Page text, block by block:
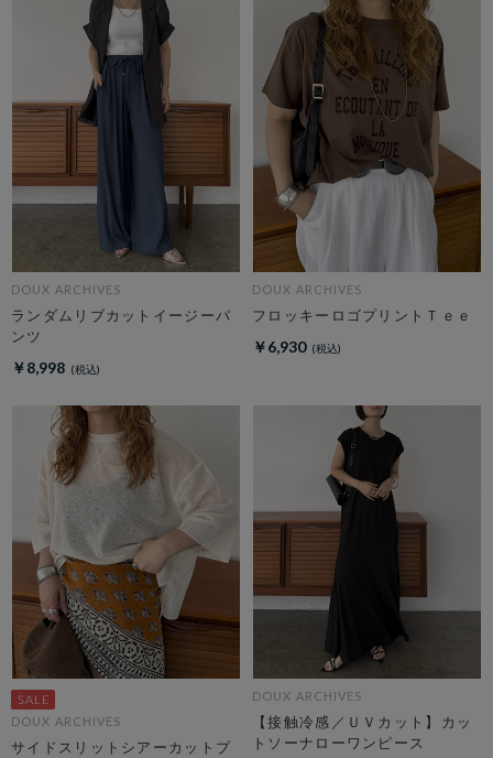
DOUX ARCHIVES
ランダムリブカットイージーパ
ンツ
￥8,998
DOUX ARCHIVES
フロッキーロゴプリントＴｅｅ
￥6,930
DOUX ARCHIVES
サイドスリットシアーカットプ
DOUX ARCHIVES
【接触冷感／ＵＶカット】カッ
トソーナローワンピース